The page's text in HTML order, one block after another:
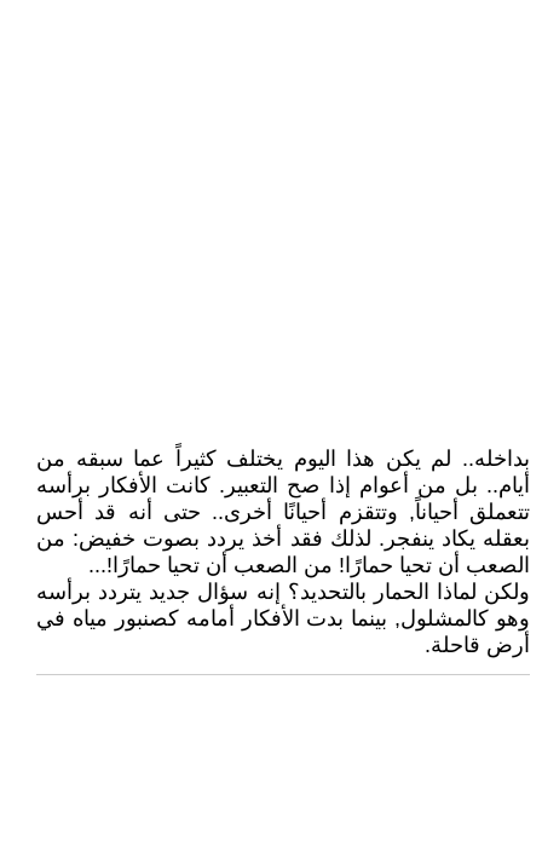
بداخله.. لم يكن هذا اليوم يختلف كثيراً عما سبقه من
أيام.. بل من أعوام إذا صح التعبير. كانت الأفكار برأسه
تتعملق أحياناً, وتتقزم أحيانًا أخرى.. حتى أنه قد أحس
بعقله يكاد ينفجر. لذلك فقد أخذ يردد بصوت خفيض: من
الصعب أن تحيا حمارًا! من الصعب أن تحيا حمارًا!...
ولكن لماذا الحمار بالتحديد؟ إنه سؤال جديد يتردد برأسه
وهو كالمشلول, بينما بدت الأفكار أمامه كصنبور مياه في
أرض قاحلة.